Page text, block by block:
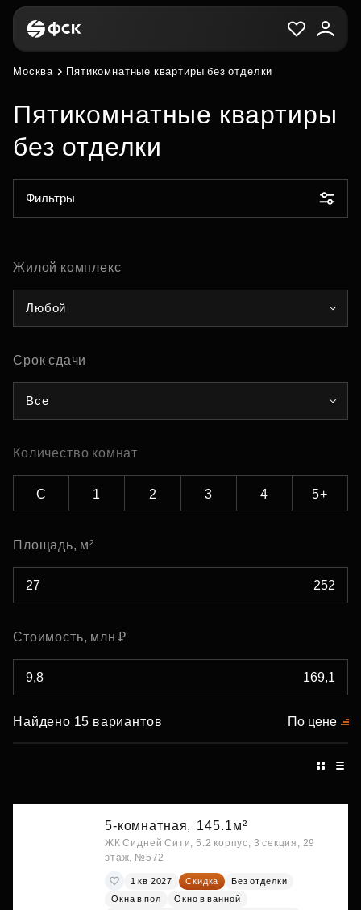
Москва Пятикомнатные квартиры без отделки
Пятикомнатные квартиры
без отделки
Фильтры
Жилой комплекс
Любой
Срок сдачи
Все
Количество комнат
С 1 2 3 4 5+
Площадь, м²
Стоимость, млн ₽
Найдено 15 вариантов По цене
5-комнатная, 145.1м²
ЖК Сидней Сити, 5.2 корпус, 3 секция, 29
этаж, №572
1 кв 2027 Скидка
Без отделки
Окна в пол
Окно в ванной